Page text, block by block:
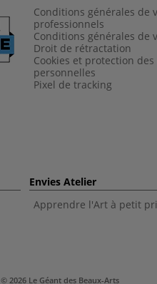
Conditions générales de
professionnels
Conditions générales de
Droit de rétractation
Cookies et protection
personnelles
Pixel de tracking
Envies Atelier
Apprendre l'Art à petit
© 2026 Le Géant des Beaux-Arts